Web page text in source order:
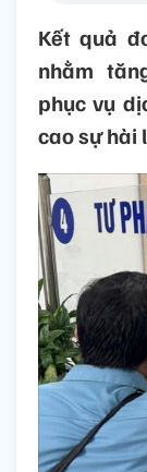
Kết quả
nhằm
phục vụ
cao sự hài